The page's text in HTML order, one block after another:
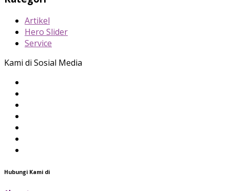
Artikel
Hero Slider
Service
Kami di Sosial Media
Hubungi Kami di